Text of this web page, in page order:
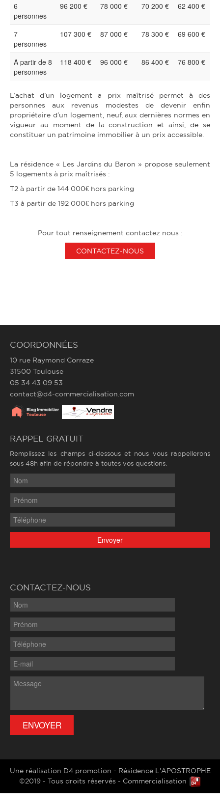
6
personnes
96 200 € 78 000 € 70 200 € 62 400 €
7
personnes
107 300 € 87 000 € 78 300 € 69 600 €
A partir de 8
personnes
118 400 € 96 000 € 86 400 € 76 800 €
L’achat d’un logement a prix maîtrisé permet à des
personnes aux revenus modestes de devenir enfin
propriétaire d’un logement, neuf, aux dernières normes en
vigueur au moment de la construction et ainsi, de se
constituer un patrimoine immobilier à un prix accessible.
La résidence « Les Jardins du Baron » propose seulement
5 logements à prix maîtrisés :
T2 à partir de 144 000€ hors parking
T3 à partir de 192 000€ hors parking
Pour tout renseignement contactez nous :
CONTACTEZ-NOUS
COORDONNÉES
10 rue Raymond Corraze
31500 Toulouse
05 34 43 09 53
contact@d4-commercialisation.com
RAPPEL GRATUIT
Remplissez les champs ci-dessous et nous vous rappellerons
sous 48h afin de répondre à toutes vos questions.
CONTACTEZ-NOUS
Une réalisation D4 promotion - Résidence L'APOSTROPHE
©2019 - Tous droits réservés - Commercialisation